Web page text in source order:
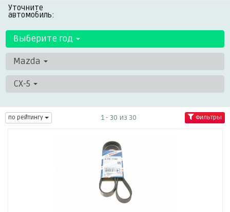
Уточните
автомобиль:
Выберите год
Mazda
CX-5
по рейтингу 1 - 30 из 30 Фильтры